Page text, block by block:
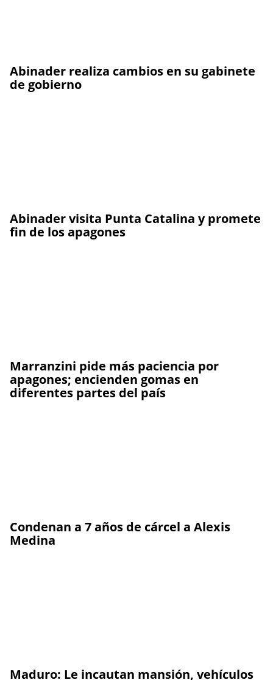
Abinader realiza cambios en su gabinete
de gobierno
Abinader visita Punta Catalina y promete
fin de los apagones
Marranzini pide más paciencia por
apagones; encienden gomas en
diferentes partes del país
Condenan a 7 años de cárcel a Alexis
Medina
Maduro: Le incautan mansión, vehículos